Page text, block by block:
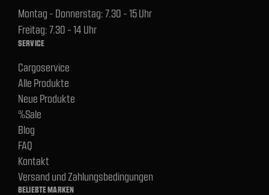
Montag - Donnerstag: 7.30 - 15 Uhr
Freitag: 7.30 - 14 Uhr
SERVICE
Cargoservice
Alle Produkte
Neue Produkte
%Sale
Blog
FAQ
Kontakt
Versand und Zahlungsbedingungen
BELIEBTE MARKEN